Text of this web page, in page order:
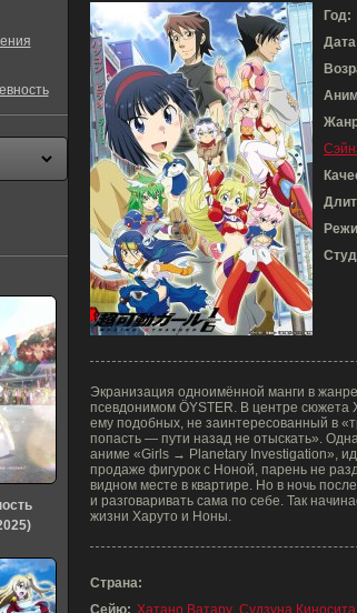
Год:
Экранизация одноимённой манги в
псевдонимом ÖYSTER. В центре сюжета
ему подобных, не заинтересованный в
попасть — пути назад не отыскать».
аниме «Girls → Planetary Investigation»,
продаже фигурок с Ноной, парень не
видном месте в квартире. Но в ночь
и разговаривать сама по себе. Так
жизни Харуто и Ноны.
Страна:
Сейю: Хатано Ватару, Судзуна Киносита